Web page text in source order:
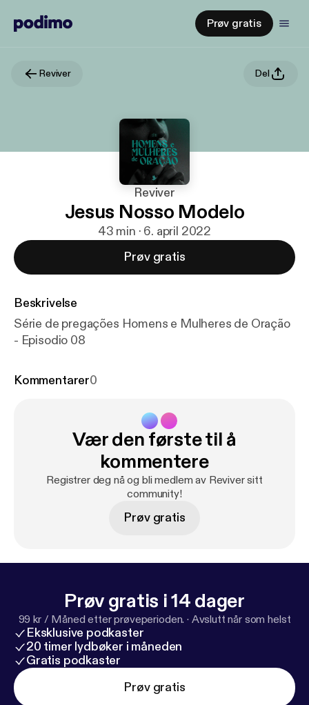
Prøv gratis
Reviver Del
Reviver
Jesus Nosso Modelo
43 min · 6. april 2022
Prøv gratis
Beskrivelse
Série de pregações Homens e Mulheres de Oração
- Episodio 08
Kommentarer0
Vær den første til å
kommentere
Registrer deg nå og bli medlem av Reviver sitt
community!
Prøv gratis
Prøv gratis i 14 dager
99 kr / Måned etter prøveperioden. · Avslutt når som helst
Eksklusive podkaster
20 timer lydbøker i måneden
Gratis podkaster
Prøv gratis